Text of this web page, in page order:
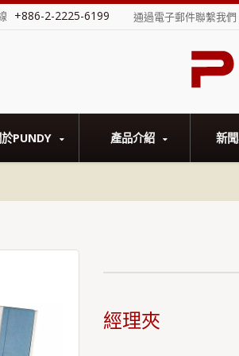
+886-2-2225-6199 通過電子郵件聯繫我們
PUNDY 產品介紹 新
經理夾